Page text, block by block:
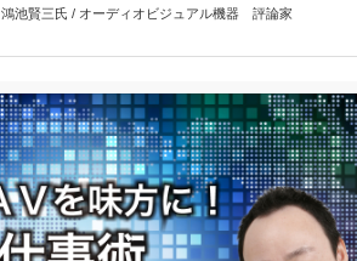
鴻池賢三氏 / オーディオビジュアル機器 評論家